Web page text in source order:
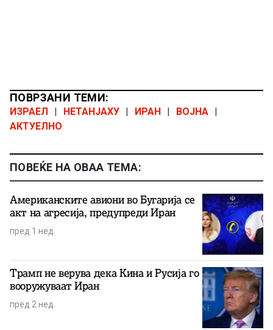
ПОВРЗАНИ ТЕМИ:
ИЗРАЕЛ НЕТАНЈАХУ ИРАН ВОЈНА
АКТУЕЛНО
ПОВЕЌЕ НА ОВАА ТЕМА:
Американските авиони во Бугарија се
акт на агресија, предупреди Иран
пред 1 нед.
Трамп не верува дека Кина и Русија го
вооружуваат Иран
пред 2 нед.